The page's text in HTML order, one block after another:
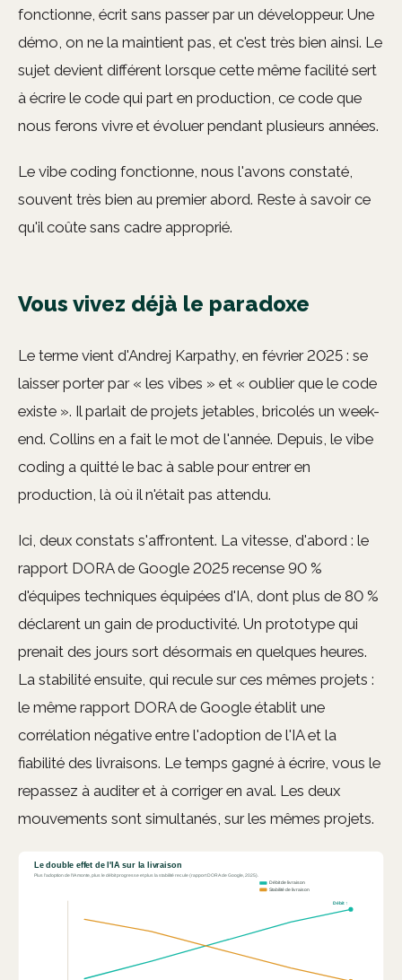
fonctionne, écrit sans passer par un développeur. Une
démo, on ne la maintient pas, et c'est très bien ainsi. Le
sujet devient différent lorsque cette même facilité sert
à écrire le code qui part en production, ce code que
nous ferons vivre et évoluer pendant plusieurs années.
Le vibe coding fonctionne, nous l'avons constaté,
souvent très bien au premier abord. Reste à savoir ce
qu'il coûte sans cadre approprié.
Vous vivez déjà le paradoxe
Le terme vient d'Andrej Karpathy, en février 2025 : se
laisser porter par « les vibes » et « oublier que le code
existe ». Il parlait de projets jetables, bricolés un week-
end. Collins en a fait le mot de l'année. Depuis, le vibe
coding a quitté le bac à sable pour entrer en
production, là où il n'était pas attendu.
Ici, deux constats s'affrontent. La vitesse, d'abord : le
rapport DORA de Google 2025 recense 90 %
d'équipes techniques équipées d'IA, dont plus de 80 %
déclarent un gain de productivité. Un prototype qui
prenait des jours sort désormais en quelques heures.
La stabilité ensuite, qui recule sur ces mêmes projets :
le même rapport DORA de Google établit une
corrélation négative entre l'adoption de l'IA et la
fiabilité des livraisons. Le temps gagné à écrire, vous le
repassez à auditer et à corriger en aval. Les deux
mouvements sont simultanés, sur les mêmes projets.